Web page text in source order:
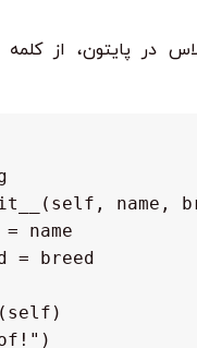
در پایتون، از کلمه